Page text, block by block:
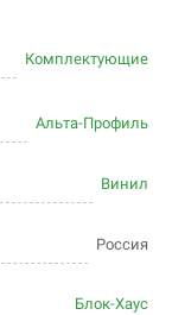
Комплектующие
Альта-Профиль
Винил
Россия
Блок-Хаус